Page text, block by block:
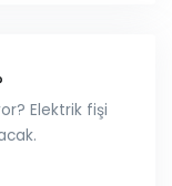
Elektrik fişi